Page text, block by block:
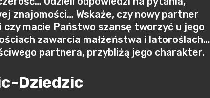
znajomości… Wskaże, czy nowy partner
macie Państwo szansę tworzyć u jego
zawarcia małżeństwa i latoroślach…
partnera, przybliżą jego charakter.
Dziedzic